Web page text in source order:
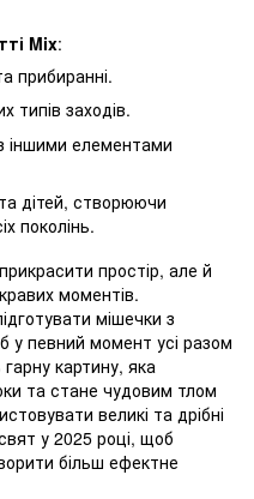
Mix:
прибиранні.
типів заходів.
іншими елементами
дітей, створюючи
поколінь.
простір, але й
моментів.
мішечки з
у певний момент усі разом
картину, яка
та стане чудовим тлом
великі та дрібні
у 2025 році, щоб
більш ефектне